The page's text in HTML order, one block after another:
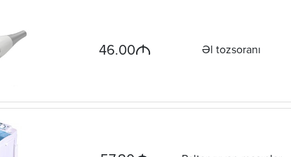
46.00M Əl tozsoranı